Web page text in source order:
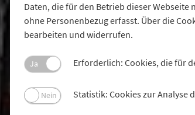
Daten, die für den Betrieb dieser
ohne Personenbezug erfasst. Über die
bearbeiten und widerrufen.
Ja Erforderlich: Cookies, die für
Nein Statistik: Cookies zur Analyse